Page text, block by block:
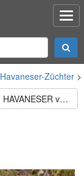
Havaneser-Züchter
HAVANESER vom DREI - LÄNDER - ECK